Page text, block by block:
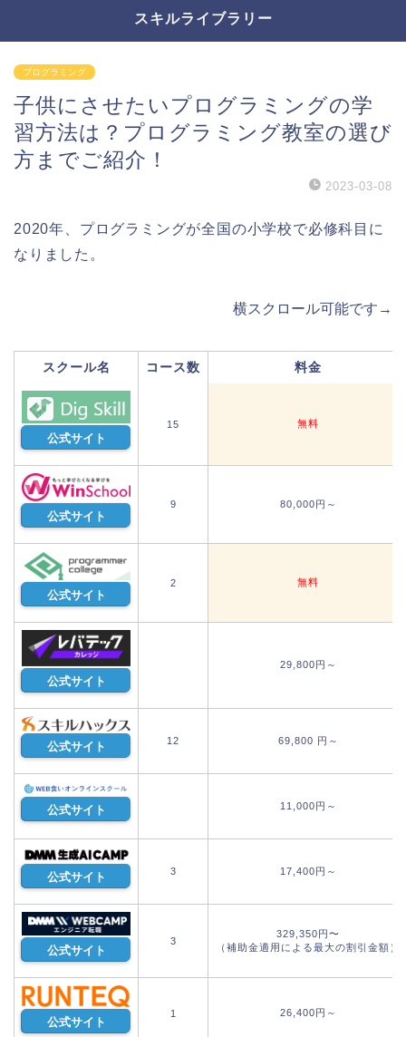
スキルライブラリー
プログラミング
子供にさせたいプログラミングの学
習方法は？プログラミング教室の選び
方までご紹介！
2023-03-08
2020年、 プログラミングが全国の小学校で必修科目に
なりました。
横スクロール可能です→
スクール名 コース数 料金
公式サイト
15 無料
公式サイト
9 80,000円～
公式サイト
2 無料
公式サイト
29,800円～
公式サイト 12 69,800 円～
公式サイト 11,000円～
公式サイト 3 17,400円～
公式サイト
3
329,350円〜
（補助金適用による最大の割引金額）
公式サイト
1 26,400円～